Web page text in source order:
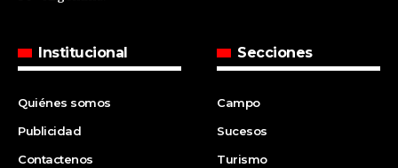
Institucional
Quiénes somos
Publicidad
Contactenos
Secciones
Campo
Sucesos
Turismo